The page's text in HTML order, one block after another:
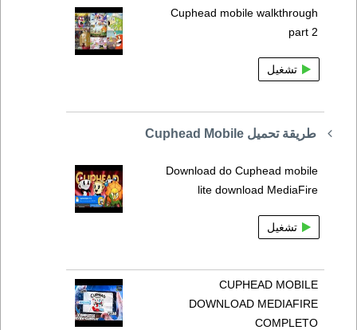
Cuphead mobile walkthrough
part 2
تشغيل
طريقة تحميل Cuphead Mobile
Download do Cuphead mobile
lite download MediaFire
تشغيل
CUPHEAD MOBILE
DOWNLOAD MEDIAFIRE
COMPLETO